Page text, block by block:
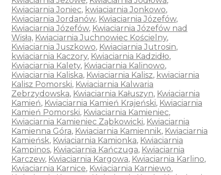
Kwiaciarnia Joniec, kwiaciarnia Jonkowo,
Kwiaciarnia Jordanów, Kwiaciarnia Józefów,
Kwiaciarnia Józefów, Kwiaciarnia Józefów nad
Wisłą, Kwiaciarnia Juchnowiec Kościelny,
Kwiaciarnia Juszkowo, Kwiaciarnia Jutrosin,
kwiaciarnia Kaczory, Kwiaciarnia Kadzidło,
Kwiaciarnia Kalety, Kwiaciarnia Kalinowo,
Kwiaciarnia Kaliska, Kwiaciarnia Kalisz, kwiaciarnia
Kalisz Pomorski, Kwiaciarnia Kalwaria
Zebrzydowska, Kwiaciarnia Kałuszyn, Kwiaciarnia
Kamień, Kwiaciarnia Kamień Krajeński, Kwiaciarnia
Kamień Pomorski, Kwiaciarnia Kamieniec,
Kwiaciarnia Kamieniec Ząbkowicki, Kwiaciarnia
Kamienna Góra, Kwiaciarnia Kamiennik, Kwiaciarnia
Kamieńsk, Kwiaciarnia Kamionka, Kwiaciarnia
Kampinos, Kwiaciarnia Kańczuga, Kwiaciarnia
Karczew, Kwiaciarnia Kargowa, Kwiaciarnia Karlino,
Kwiaciarnia Karnice, Kwiaciarnia Karniewo,